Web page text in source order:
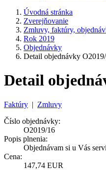
Úvodná stránka
Zverejňovanie
Zmluvy, faktúry,
Rok 2019
Objednávky
Detail objednávky
Detail
Faktúry | Zmluvy
Číslo objednávky:
O2019/16
Popis plnenia:
Objednávam si u Vás
Cena:
147,74 EUR